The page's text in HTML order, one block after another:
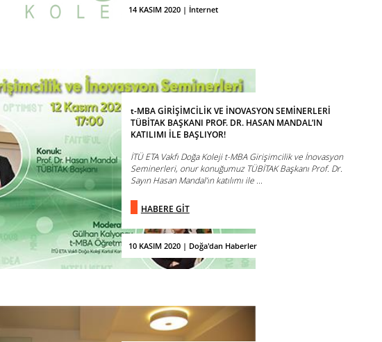
14 KASIM 2020 | İnternet
10 KASIM 2020 | Doğa'dan Haberler
t-MBA GİRİŞİMCİLİK VE İNOVASYON SEMİNERLERİ
TÜBİTAK BAŞKANI PROF. DR. HASAN MANDAL’IN
KATILIMI İLE BAŞLIYOR!
İTÜ ETA Vakfı Doğa Koleji t-MBA Girişimcilik ve İnovasyon
Seminerleri, onur konuğumuz TÜBİTAK Başkanı Prof. Dr.
Sayın Hasan Mandal’ın katılımı ile ...
HABERE GİT